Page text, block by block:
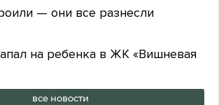
— они все разнесли
на ребенка в ЖК «Вишневая
все новости